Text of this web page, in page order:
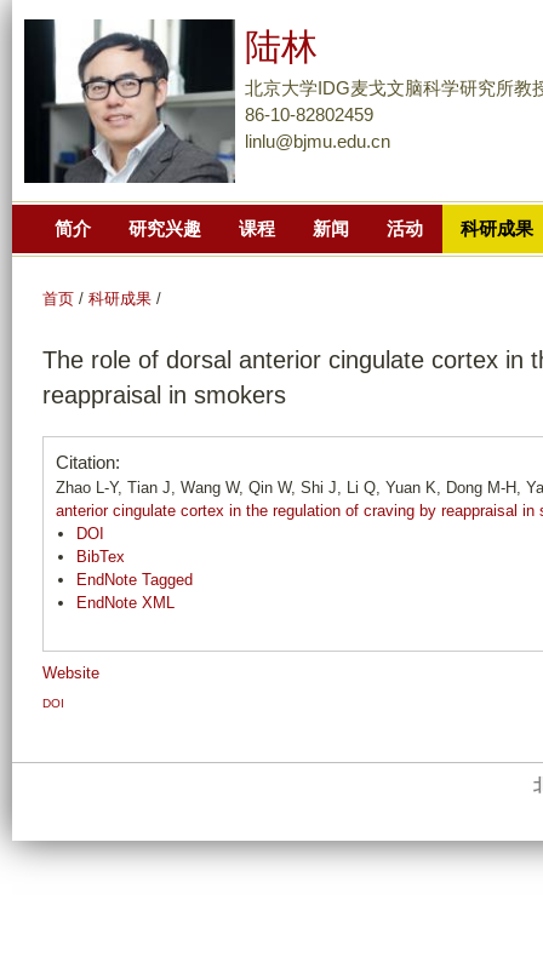
到
主
要
分
陆林
北京大学IDG麦戈文脑科学研究所教
86-10-82802459
linlu@bjmu.edu.cn
简介 研究兴趣 课程 新闻 活动 科研成果
首页 / 科研成果 /
The role of dorsal anterior cingulate cortex in
reappraisal in smokers
Citation:
Zhao L-Y, Tian J, Wang W, Qin W, Shi J, Li Q, Yuan K, Dong M-H,
anterior cingulate cortex in the regulation of craving by reappraisal in
DOI
BibTex
EndNote Tagged
EndNote XML
Website
DOI